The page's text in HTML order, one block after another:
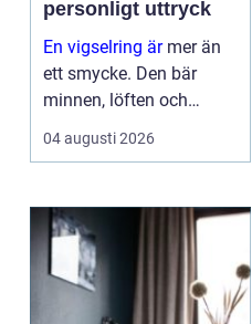
personligt uttryck
En vigselring ärmer än
ett smycke. Den bär
minnen, löften och
förhoppningar om
framtiden. Formen är
djup. Samtidigt ska
ringen fungera i vard...
04 augusti 2026